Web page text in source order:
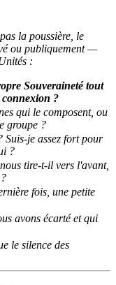
la poussière, le
ou publiquement —
:
Souveraineté tout
connexion ?
qui le composent, ou
groupe ?
Suis-je assez fort pour
?
tire-t-il vers l'avant,
fois, une petite
avons écarté et qui
le silence des